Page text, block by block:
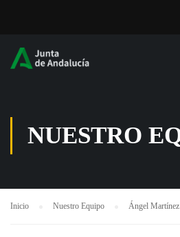
NUESTRO
Inicio Nuestro Equipo Ángel Martínez